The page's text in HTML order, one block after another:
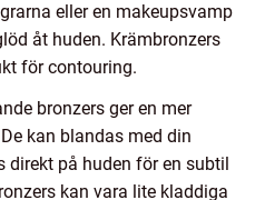
eller en makeupsvamp
åt huden. Krämbronzers
för contouring.
bronzers ger en mer
kan blandas med din
direkt på huden för en subtil
kan vara lite kladdiga